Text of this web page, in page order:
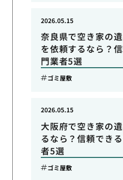
奈良県で空き家の
を依頼するなら？
門業者5選
2026.05.15
ゴミ屋敷
大阪府で空き家の
るなら？信頼でき
者5選
2026.05.15
ゴミ屋敷